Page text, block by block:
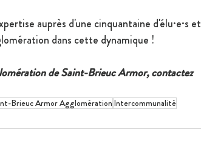
auprès d'une cinquantaine d'élu·e·s et
dans cette dynamique !
de Saint-Brieuc Armor, contactez
Brieuc Armor AgglomérationIntercommunalité